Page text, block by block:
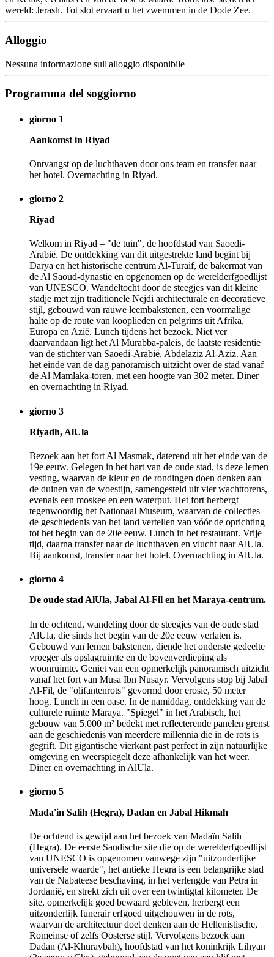
wereld: Jerash. Tot slot ervaart u het zwemmen in de Dode Zee.
Alloggio
Nessuna informazione sull'alloggio disponibile
Programma del soggiorno
giorno 1
Aankomst in Riyad
Ontvangst op de luchthaven door ons team en transfer naar
het hotel. Overnachting in Riyad.
giorno 2
Riyad
Welkom in Riyad – "de tuin", de hoofdstad van Saoedi-
Arabië. De ontdekking van dit uitgestrekte land begint bij
Darya en het historische centrum Al-Turaif, de bakermat van
de Al Saoud-dynastie en opgenomen op de werelderfgoedlijst
van UNESCO. Wandeltocht door de steegjes van dit kleine
stadje met zijn traditionele Nejdi architecturale en decoratieve
stijl, gebouwd van rauwe leembakstenen, een voormalige
halte op de route van kooplieden en pelgrims uit Afrika,
Europa en Azië. Lunch tijdens het bezoek. Niet ver
daarvandaan ligt het Al Murabba-paleis, de laatste residentie
van de stichter van Saoedi-Arabië, Abdelaziz Al-Aziz. Aan
het einde van de dag panoramisch uitzicht over de stad vanaf
de Al Mamlaka-toren, met een hoogte van 302 meter. Diner
en overnachting in Riyad.
giorno 3
Riyadh, AlUla
Bezoek aan het fort Al Masmak, daterend uit het einde van de
19e eeuw. Gelegen in het hart van de oude stad, is deze lemen
vesting, waarvan de kleur en de rondingen doen denken aan
de duinen van de woestijn, samengesteld uit vier wachttorens,
evenals een moskee en een waterput. Het fort herbergt
tegenwoordig het Nationaal Museum, waarvan de collecties
de geschiedenis van het land vertellen van vóór de oprichting
tot het begin van de 20e eeuw. Lunch in het restaurant. Vrije
tijd, daarna transfer naar de luchthaven en vlucht naar AlUla.
Bij aankomst, transfer naar het hotel. Overnachting in AlUla.
giorno 4
De oude stad AlUla, Jabal Al-Fil en het Maraya-centrum.
In de ochtend, wandeling door de steegjes van de oude stad
AlUla, die sinds het begin van de 20e eeuw verlaten is.
Gebouwd van lemen bakstenen, diende het onderste gedeelte
vroeger als opslagruimte en de bovenverdieping als
woonruimte. Geniet van een opmerkelijk panoramisch uitzicht
vanaf het fort van Musa Ibn Nusayr. Vervolgens stop bij Jabal
Al-Fil, de "olifantenrots" gevormd door erosie, 50 meter
hoog. Lunch in een oase. In de namiddag, ontdekking van de
culturele ruimte Maraya. "Spiegel" in het Arabisch, het
gebouw van 5.000 m² bedekt met reflecterende panelen grenst
aan de geschiedenis van meerdere millennia die in de rots is
gegrift. Dit gigantische vierkant past perfect in zijn natuurlijke
omgeving en weerspiegelt deze afhankelijk van het weer.
Diner en overnachting in AlUla.
giorno 5
Mada'in Salih (Hegra), Dadan en Jabal Hikmah
De ochtend is gewijd aan het bezoek van Madaïn Salih
(Hegra). De eerste Saudische site die op de werelderfgoedlijst
van UNESCO is opgenomen vanwege zijn "uitzonderlijke
universele waarde", het antieke Hegra is een belangrijke stad
van de Nabateese beschaving, in het verlengde van Petra in
Jordanië, en strekt zich uit over een twintigtal kilometer. De
site, opmerkelijk goed bewaard gebleven, herbergt een
uitzonderlijk funerair erfgoed uitgehouwen in de rots,
waarvan de architectuur doet denken aan de Hellenistische,
Romeinse of zelfs Oosterse stijl. Vervolgens bezoek aan
Dadan (Al-Khuraybah), hoofdstad van het koninkrijk Lihyan